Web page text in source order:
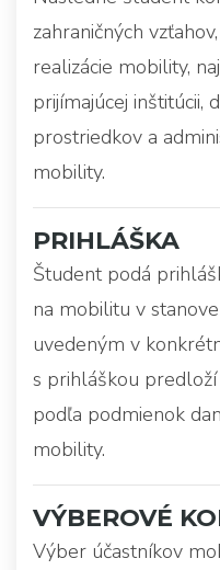
zahraničných
realizácie mobility,
prijímajúcej inštitúcii,
prostriedkov a
mobility.
PRIHLÁŠKA
Študent podá
na mobilitu v
uvedeným v
s prihláškou
podľa podmienok
mobility.
VÝBEROVÉ
Výber účastníkov